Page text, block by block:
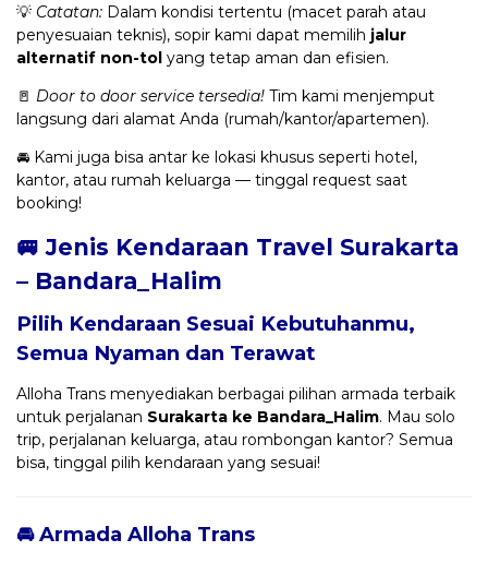
💡 Catatan: Dalam kondisi tertentu (macet parah atau
penyesuaian teknis), sopir kami dapat memilih jalur
alternatif non-tol yang tetap aman dan efisien.
🚪 Door to door service tersedia! Tim kami menjemput
langsung dari alamat Anda (rumah/kantor/apartemen).
🚘 Kami juga bisa antar ke lokasi khusus seperti hotel,
kantor, atau rumah keluarga — tinggal request saat
booking!
🚐 Jenis Kendaraan Travel Surakarta
– Bandara_Halim
Pilih Kendaraan Sesuai Kebutuhanmu,
Semua Nyaman dan Terawat
Alloha Trans menyediakan berbagai pilihan armada terbaik
untuk perjalanan Surakarta ke Bandara_Halim. Mau solo
trip, perjalanan keluarga, atau rombongan kantor? Semua
bisa, tinggal pilih kendaraan yang sesuai!
🚘 Armada Alloha Trans